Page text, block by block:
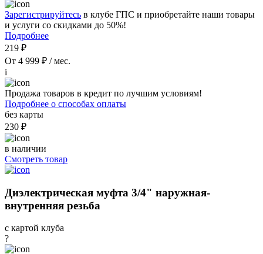
Зарегистрируйтесь в клубе ГПС и приобретайте наши товары
и услуги со скидками до 50%!
Подробнее
219 ₽
От 4 999 ₽ / мес.
i
Продажа товаров в кредит по лучшим условиям!
Подробнее о способах оплаты
без карты
230 ₽
в наличии
Смотреть товар
Диэлектрическая муфта 3/4" наружная-
внутренняя резьба
с картой клуба
?